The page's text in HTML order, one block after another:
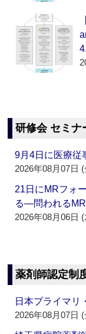
研修会 セミナ
9月4日に医療
2026年08月07日 (
21日にMRフォ
る―問われる
2026年08月06日 (
薬剤師認定制
日本プライマ
2026年08月07日 (